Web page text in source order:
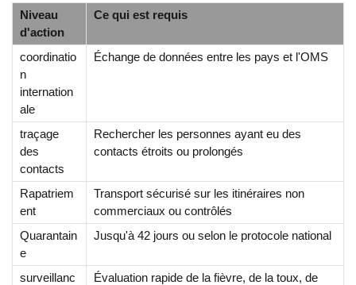
Niveau
d'action
Ce qui est requis
coordinatio
n
internation
ale
Échange de données entre les pays et l'OMS
traçage
des
contacts
Rechercher les personnes ayant eu des
contacts étroits ou prolongés
Rapatriem
ent
Transport sécurisé sur les itinéraires non
commerciaux ou contrôlés
Quarantain
e
Jusqu'à 42 jours ou selon le protocole national
surveillanc
Évaluation rapide de la fièvre, de la toux, de